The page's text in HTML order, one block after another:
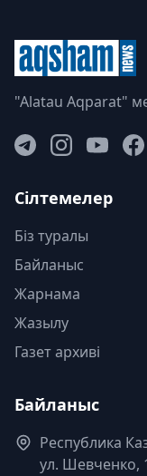
"Alatau Aqparat"
Сілтемелер
Біз туралы
Байланыс
Жарнама
Жазылу
Газет архиві
Байланыс
Республика
ул. Шевченко,